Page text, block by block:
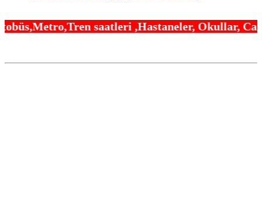
saatleri ,Hastaneler, Okullar, Camiler